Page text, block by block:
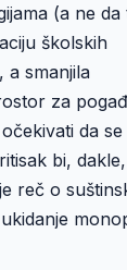
(a ne da
školskih
a smanjila
za
da se
bi, dakle,
reč o